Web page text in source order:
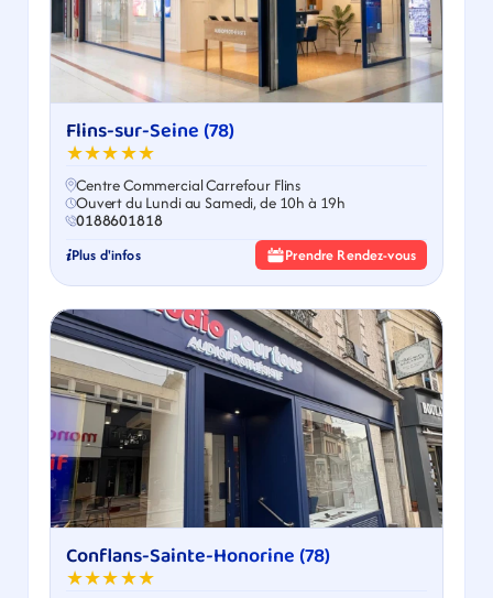
Flins-sur-Seine (78)
★★★★★
Centre Commercial Carrefour Flins
Ouvert du Lundi au Samedi, de 10h à 19h
0188601818
Plus d'infos Prendre Rendez-vous
Conflans-Sainte-Honorine (78)
★★★★★